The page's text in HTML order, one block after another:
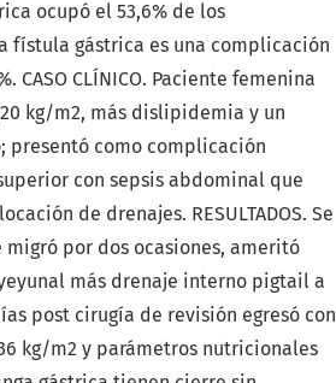
ocupó el 53,6% de los
gástrica es una complicación
CLÍNICO. Paciente femenina
kg/m2, más dislipidemia y un
presentó como complicación
con sepsis abdominal que
de drenajes. RESULTADOS. Se
por dos ocasiones, ameritó
más drenaje interno pigtail a
post cirugía de revisión egresó con
kg/m2 y parámetros nutricionales